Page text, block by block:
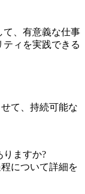
て、有意義な仕事
ィを実践できる
て、持続可能な
りますか?
について詳細を